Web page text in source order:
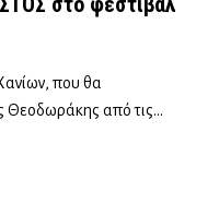
που θα
Θεοδωράκης από τις…